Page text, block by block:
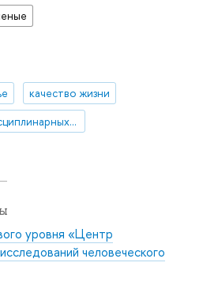
качество жизни
НЦМУ "Центр междисциплинарных исследований человеческого потенциала"
уровня «Центр
человеческого